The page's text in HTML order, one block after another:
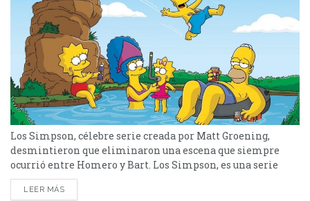
Los Simpson, célebre serie creada por Matt Groening,
desmintieron que eliminaron una escena que siempre
ocurrió entre Homero y Bart. Los Simpson, es una serie
estadounidense de comedia en formato de animación,
creada por Matt Groening para Fox Broadcasting Company
LEER MÁS